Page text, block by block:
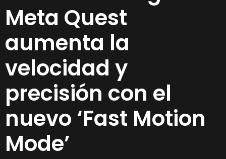
Meta Quest
aumenta la
velocidad y
precisión con el
nuevo ‘Fast Motion
Mode’